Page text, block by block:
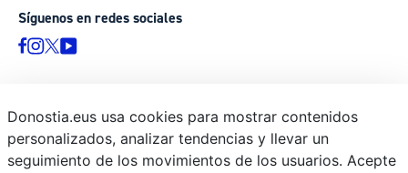
Síguenos en redes sociales
© Donostiako Udala - Ayuntamiento de Donostia / San Sebastián
Ijentea 1, 20003 Donostia / San Sebastián
Donostia.eus usa cookies para mostrar contenidos
personalizados, analizar tendencias y llevar un
seguimiento de los movimientos de los usuarios. Acepte